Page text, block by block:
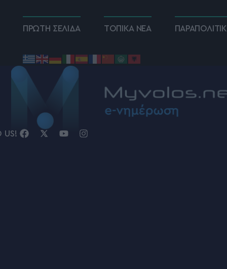
ΠΡΩΤΗ ΣΕΛΙΔΑ ΤΟΠΙΚΑ ΝΕΑ
US!